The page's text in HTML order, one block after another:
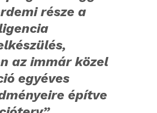
része a
az immár közel
egyéves
építve